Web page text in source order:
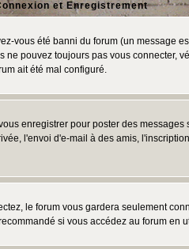
et Enregistrement
vous été banni du forum (un message
pouvez toujours pas vous connecter,
ait été mal configuré.
enregistrer pour poster des
l'envoi d'e-mail à des amis,
le forum vous gardera seulement
si vous accédez au forum